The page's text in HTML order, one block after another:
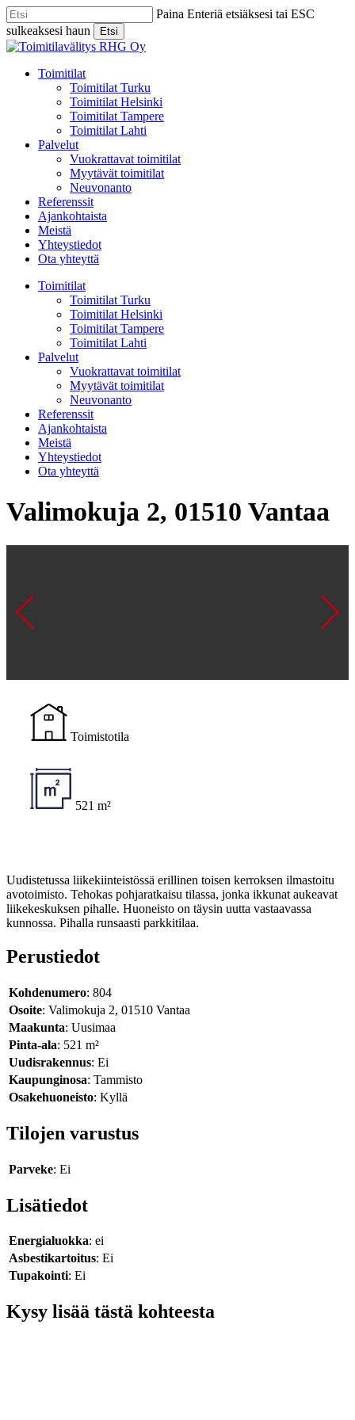
Skip
to
main
content
Paina Enteriä etsiäksesi tai ESC
sulkeaksesi haun
Etsi
Close
Menu
Toimitilat
Toimitilat Turku
Toimitilat Helsinki
Toimitilat Tampere
Toimitilat Lahti
Palvelut
Vuokrattavat toimitilat
Myytävät toimitilat
Neuvonanto
Referenssit
Ajankohtaista
Meistä
Yhteystiedot
Ota yhteyttä
Toimitilat
Toimitilat Turku
Toimitilat Helsinki
Toimitilat Tampere
Toimitilat Lahti
Palvelut
Vuokrattavat toimitilat
Myytävät toimitilat
Neuvonanto
Referenssit
Ajankohtaista
Meistä
Yhteystiedot
Ota yhteyttä
Valimokuja 2, 01510 Vantaa
Toimistotila
521 m²
Uudistetussa liikekiinteistössä erillinen toisen kerroksen ilmastoitu
avotoimisto. Tehokas pohjaratkaisu tilassa, jonka ikkunat aukeavat
liikekeskuksen pihalle. Huoneisto on täysin uutta vastaavassa
kunnossa. Pihalla runsaasti parkkitilaa.
Perustiedot
Kohdenumero: 804
Osoite: Valimokuja 2, 01510 Vantaa
Maakunta: Uusimaa
Pinta-ala: 521 m²
Uudisrakennus: Ei
Kaupunginosa: Tammisto
Osakehuoneisto: Kyllä
Tilojen varustus
Parveke: Ei
Lisätiedot
Energialuokka: ei
Asbestikartoitus: Ei
Tupakointi: Ei
Kysy lisää tästä kohteesta